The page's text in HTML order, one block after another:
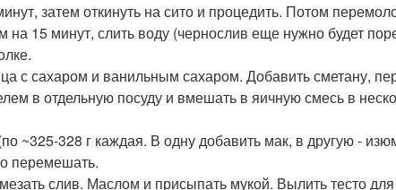
затем откинуть на сито и процедить. Потом
на 15 минут, слить воду (чернослив еще нужно будет
с сахаром и ванильным сахаром. Добавить сметану,
в отдельную посуду и вмешать в яичную смесь в
~325-328 г каждая. В одну добавить мак, в другую -
перемешать.
слив. Маслом и присыпать мукой. Вылить тесто